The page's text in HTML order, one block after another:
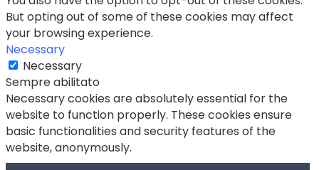
But opting out of some of these cookies may affect
your browsing experience.
Necessary
Necessary
Sempre abilitato
Necessary cookies are absolutely essential for the
website to function properly. These cookies ensure
basic functionalities and security features of the
website, anonymously.